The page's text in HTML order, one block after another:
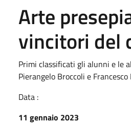
Arte
vincitori del
Primi classificati gli alunni e le
Pierangelo Broccoli e
Data :
11 gennaio 2023